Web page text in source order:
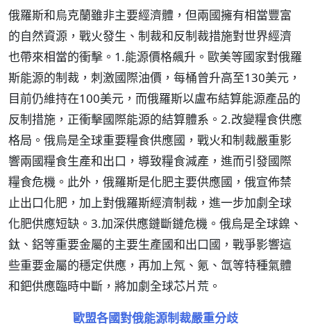
俄羅斯和烏克蘭雖非主要經濟體，但兩國擁有相當豐富
的自然資源，戰火發生、制裁和反制裁措施對世界經濟
也帶來相當的衝擊。1.能源價格飆升。歐美等國家對俄羅
斯能源的制裁，刺激國際油價，每桶曾升高至130美元，
目前仍維持在100美元，而俄羅斯以盧布結算能源產品的
反制措施，正衝擊國際能源的結算體系。2.改變糧食供應
格局。俄烏是全球重要糧食供應國，戰火和制裁嚴重影
響兩國糧食生產和出口，導致糧食減產，進而引發國際
糧食危機。此外，俄羅斯是化肥主要供應國，俄宣佈禁
止出口化肥，加上對俄羅斯經濟制裁，進一步加劇全球
化肥供應短缺。3.加深供應鏈斷鏈危機。俄烏是全球鎳、
鈦、鋁等重要金屬的主要生產國和出口國，戰爭影響這
些重要金屬的穩定供應，再加上氖、氪、氙等特種氣體
和鈀供應臨時中斷，將加劇全球芯片荒。
歐盟各國對俄能源制裁嚴重分歧